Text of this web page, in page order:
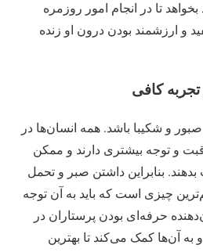
تا در انجام امور روزمره
و ارزشمند بودن درون او زنده
و شکیبا باشد. همه انسان‌ها در
و توجه بیشتری دارند و ممکن
بنابراین داشتن صبر و تحمل
چیزی است که باید به آن توجه
حرفه‌ای بودن پرستاران در
آن‌ها کمک می‌کند تا بهترین